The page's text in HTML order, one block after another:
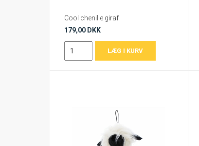
Cool chenille giraf
179,00 DKK